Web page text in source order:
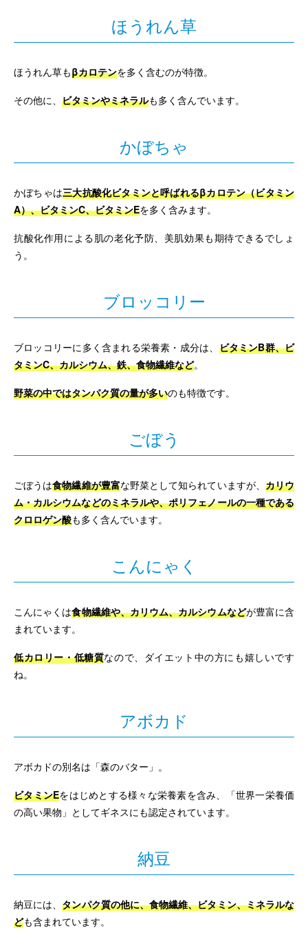
ほうれん草
ほうれん草もβカロテンを多く含むのが特徴。
その他に、 ビタミンやミネラルも多く含んでいます。
かぼちゃ
かぼちゃは三大抗酸化ビタミンと呼ばれるβカロテン（ビタミン
A）、ビタミンC、ビタミンEを多く含みます。
抗酸化作用による肌の老化予防、美肌効果も期待できるでしょ
う。
ブロッコリー
ブロッコリーに多く含まれる栄養素・成分は、 ビタミンB群、ビ
タミンC、カルシウム、鉄、食物繊維など。
野菜の中ではタンパク質の量が多いのも特徴です。
ごぼう
ごぼうは食物繊維が豊富な野菜として知られていますが、 カリウ
ム・カルシウムなどのミネラルや、ポリフェノールの一種である
クロロゲン酸も多く含んでいます。
こんにゃく
こんにゃくは食物繊維や、カリウム、カルシウムなどが豊富に含
まれています。
低カロリー・低糖質なので、ダイエット中の方にも嬉しいです
ね。
アボカド
アボカドの別名は「森のバター」。
ビタミンEをはじめとする様々な栄養素を含み、「世界一栄養価
の高い果物」としてギネスにも認定されています。
納豆
納豆には、タンパク質の他に、食物繊維、ビタミン、ミネラルな
ども含まれています。